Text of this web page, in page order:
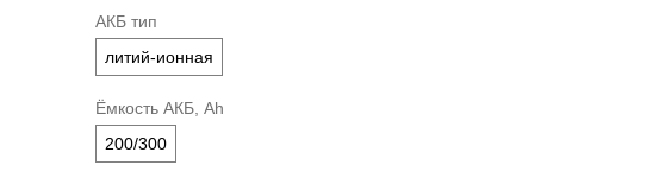
АКБ тип
литий-ионная
Ёмкость АКБ, Ah
200/300